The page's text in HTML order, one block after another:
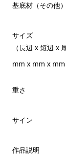
基底材（その他）
サイズ
（長辺 x 短辺 x
mm x mm x mm
重さ
サイン
作品説明